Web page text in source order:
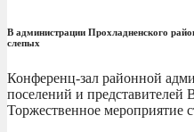
В администрации Прохладненского
слепых
Конференц-зал районной
поселений и представителей
Торжественное мероприятие